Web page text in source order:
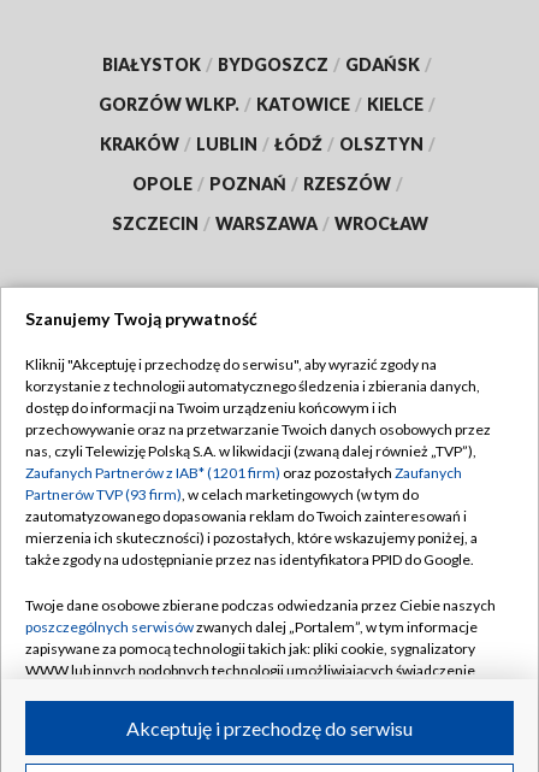
BIAŁYSTOK / BYDGOSZCZ / GDAŃSK /
GORZÓW WLKP. / KATOWICE / KIELCE /
KRAKÓW / LUBLIN / ŁÓDŹ / OLSZTYN /
OPOLE / POZNAŃ / RZESZÓW /
SZCZECIN / WARSZAWA / WROCŁAW
TVP
Abonament TVP
Emisja w TVP
Centrum informacji TVP
Naziemna Telewizja Cyfrowa
Rada Programowa
System NOS
Informacje o nadawcy
Program dla prasy
Regulamin TVP
Polityka prywatności
Moje zgody
Pomoc
Kontakt
Kanały
©2026 Telewizja Polska S.A. w likwidacji
Szanujemy Twoją prywatność
Kliknij "Akceptuję i przechodzę do serwisu", aby wyrazić zgody na
korzystanie z technologii automatycznego śledzenia i zbierania danych,
dostęp do informacji na Twoim urządzeniu końcowym i ich
przechowywanie oraz na przetwarzanie Twoich danych osobowych przez
nas, czyli Telewizję Polską S.A. w likwidacji (zwaną dalej również „TVP”),
Zaufanych Partnerów z IAB* (1201 firm) oraz pozostałych Zaufanych
Partnerów TVP (93 firm), w celach marketingowych (w tym do
zautomatyzowanego dopasowania reklam do Twoich zainteresowań i
mierzenia ich skuteczności) i pozostałych, które wskazujemy poniżej, a
także zgody na udostępnianie przez nas identyfikatora PPID do Google.
Twoje dane osobowe zbierane podczas odwiedzania przez Ciebie naszych
poszczególnych serwisówzwanych dalej „Portalem”, w tym informacje
zapisywane za pomocą technologii takich jak: pliki cookie, sygnalizatory
WWW lub innych podobnych technologii umożliwiających świadczenie
ruchu w Internecie.Akceptuję i przechodzę do serwisu